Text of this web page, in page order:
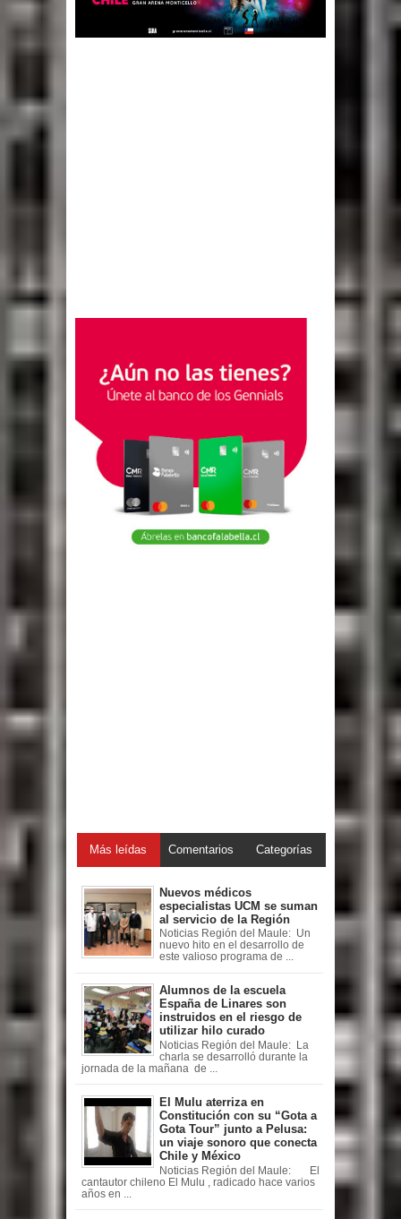
Más leídas Comentarios Categorías
Nuevos médicos
especialistas UCM se suman
al servicio de la Región
Noticias Región del Maule: Un
nuevo hito en el desarrollo de
este valioso programa de ...
Alumnos de la escuela
España de Linares son
instruidos en el riesgo de
utilizar hilo curado
Noticias Región del Maule: La
charla se desarrolló durante la
jornada de la mañana de ...
El Mulu aterriza en
Constitución con su “Gota a
Gota Tour” junto a Pelusa:
un viaje sonoro que conecta
Chile y México
Noticias Región del Maule: El
cantautor chileno El Mulu , radicado hace varios
años en ...